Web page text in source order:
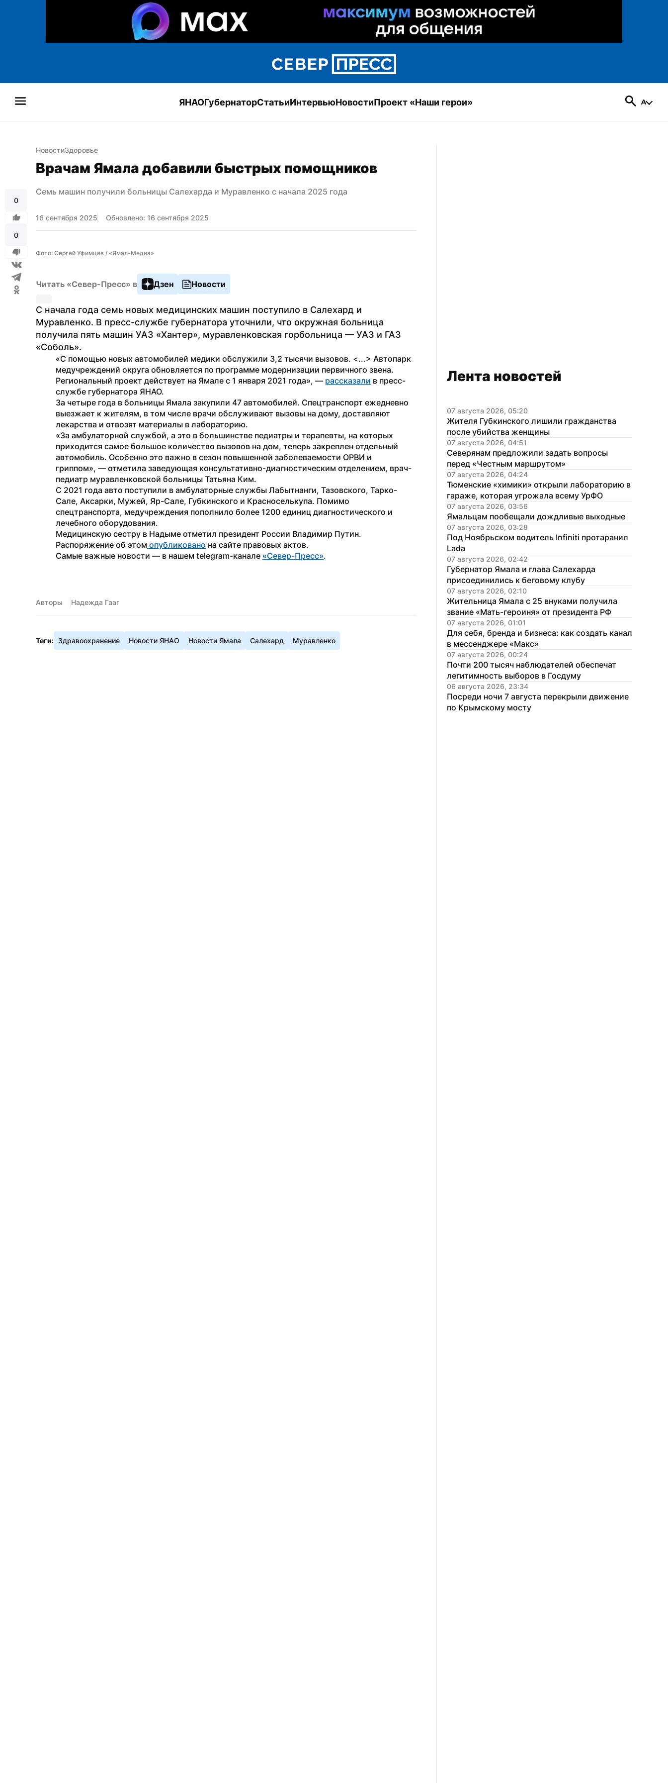
ЯНАОГубернаторСтатьиИнтервьюНовостиПроект «Наши герои»
0
0
НовостиЗдоровье
Врачам Ямала добавили быстрых помощников
Семь машин получили больницы Салехарда и Муравленко с начала 2025 года
16 сентября 2025 Обновлено: 16 сентября 2025
Фото: Сергей Уфимцев / «Ямал-Медиа»
Читать «Север-Пресс» в Дзен Новости
С начала года семь новых медицинских машин поступило в Салехард и
Муравленко. В пресс-службе губернатора уточнили, что окружная больница
получила пять машин УАЗ «Хантер», муравленковская горбольница — УАЗ и ГАЗ
«Соболь».
«С помощью новых автомобилей медики обслужили 3,2 тысячи вызовов. <...> Автопарк
медучреждений округа обновляется по программе модернизации первичного звена.
Региональный проект действует на Ямале с 1 января 2021 года», — рассказали в пресс-
службе губернатора ЯНАО.
За четыре года в больницы Ямала закупили 47 автомобилей. Спецтранспорт ежедневно
выезжает к жителям, в том числе врачи обслуживают вызовы на дому, доставляют
лекарства и отвозят материалы в лабораторию.
«За амбулаторной службой, а это в большинстве педиатры и терапевты, на которых
приходится самое большое количество вызовов на дом, теперь закреплен отдельный
автомобиль. Особенно это важно в сезон повышенной заболеваемости ОРВИ и
гриппом», — отметила заведующая консультативно-диагностическим отделением, врач-
педиатр муравленковской больницы Татьяна Ким.
С 2021 года авто поступили в амбулаторные службы Лабытнанги, Тазовского, Тарко-
Сале, Аксарки, Мужей, Яр-Сале, Губкинского и Красноселькупа. Помимо
спецтранспорта, медучреждения пополнило более 1200 единиц диагностического и
лечебного оборудования.
Медицинскую сестру в Надыме отметил президент России Владимир Путин.
Распоряжение об этом опубликовано на сайте правовых актов.
Самые важные новости — в нашем telegram-канале «Север-Пресс».
Авторы Надежда Гааг
Теги: Здравоохранение Новости ЯНАО Новости Ямала Салехард Муравленко
Лента новостей
07 августа 2026, 05:20
Жителя Губкинского лишили гражданства
после убийства женщины
07 августа 2026, 04:51
Северянам предложили задать вопросы
перед «Честным маршрутом»
07 августа 2026, 04:24
Тюменские «химики» открыли лабораторию в
гараже, которая угрожала всему УрФО
07 августа 2026, 03:56
Ямальцам пообещали дождливые выходные
07 августа 2026, 03:28
Под Ноябрьском водитель Infiniti протаранил
Lada
07 августа 2026, 02:42
Губернатор Ямала и глава Салехарда
присоединились к беговому клубу
07 августа 2026, 02:10
Жительница Ямала с 25 внуками получила
звание «Мать-героиня» от президента РФ
07 августа 2026, 01:01
Для себя, бренда и бизнеса: как создать канал
в мессенджере «Макс»
07 августа 2026, 00:24
Почти 200 тысяч наблюдателей обеспечат
легитимность выборов в Госдуму
06 августа 2026, 23:34
Посреди ночи 7 августа перекрыли движение
по Крымскому мосту